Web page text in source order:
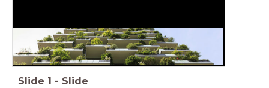
Slide 1 - Slide